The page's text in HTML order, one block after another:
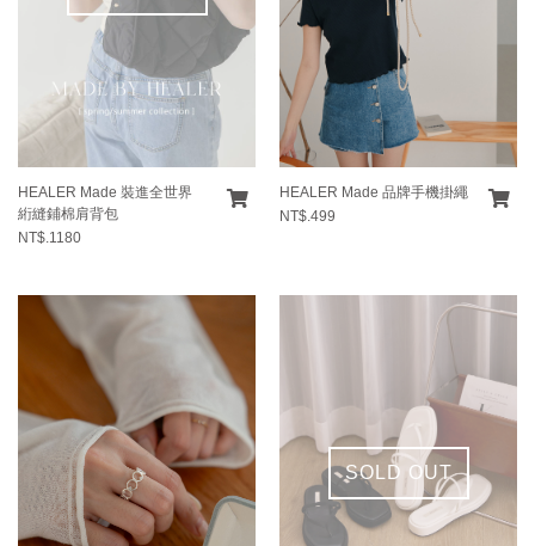
HEALER Made 裝進全世界
絎縫鋪棉肩背包
NT$.1180
HEALER Made 品牌手機掛繩
NT$.499
SOLD OUT